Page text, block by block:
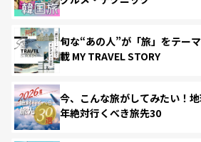
旬な“あの人”が「旅」をテー
載 MY TRAVEL STORY
今、こんな旅がしてみたい！
年絶対行くべき旅先30